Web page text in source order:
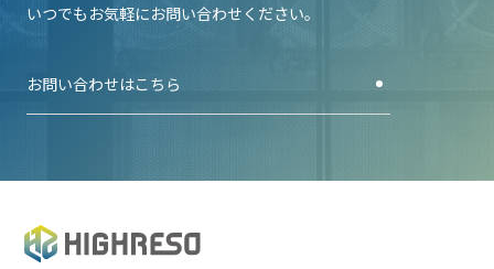
いつでもお気軽にお問い合わせください。
お問い合わせはこちら